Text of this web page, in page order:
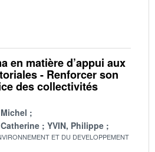
en matière d’appui aux
- Renforcer son
des collectivités
Michel
YVIN, Philippe
ET DU DEVELOPPEMENT